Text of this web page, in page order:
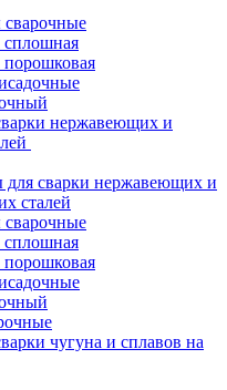
сплошная
нержавеющих и
для сварки нержавеющих и
сталей
сплошная
чугуна и сплавов на